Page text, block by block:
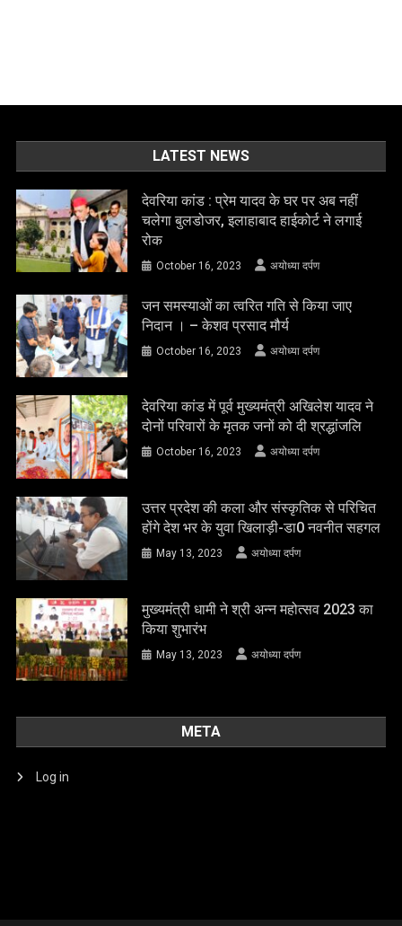
रोक
जन समस्याओं का त्वरित गति से किया जाए
निदान । – केशव प्रसाद मौर्य
October 16, 2023 अयोध्या दर्पण
देवरिया कांड में पूर्व मुख्यमंत्री अखिलेश यादव ने
दोनों परिवारों के मृतक जनों को दी श्रद्धांजलि
उत्तर प्रदेश की कला और संस्कृतिक से परिचित
होंगे देश भर के युवा खिलाड़ी-डा0 नवनीत सहगल
मुख्यमंत्री धामी ने श्री अन्न महोत्सव 2023 का
किया शुभारंभ
META